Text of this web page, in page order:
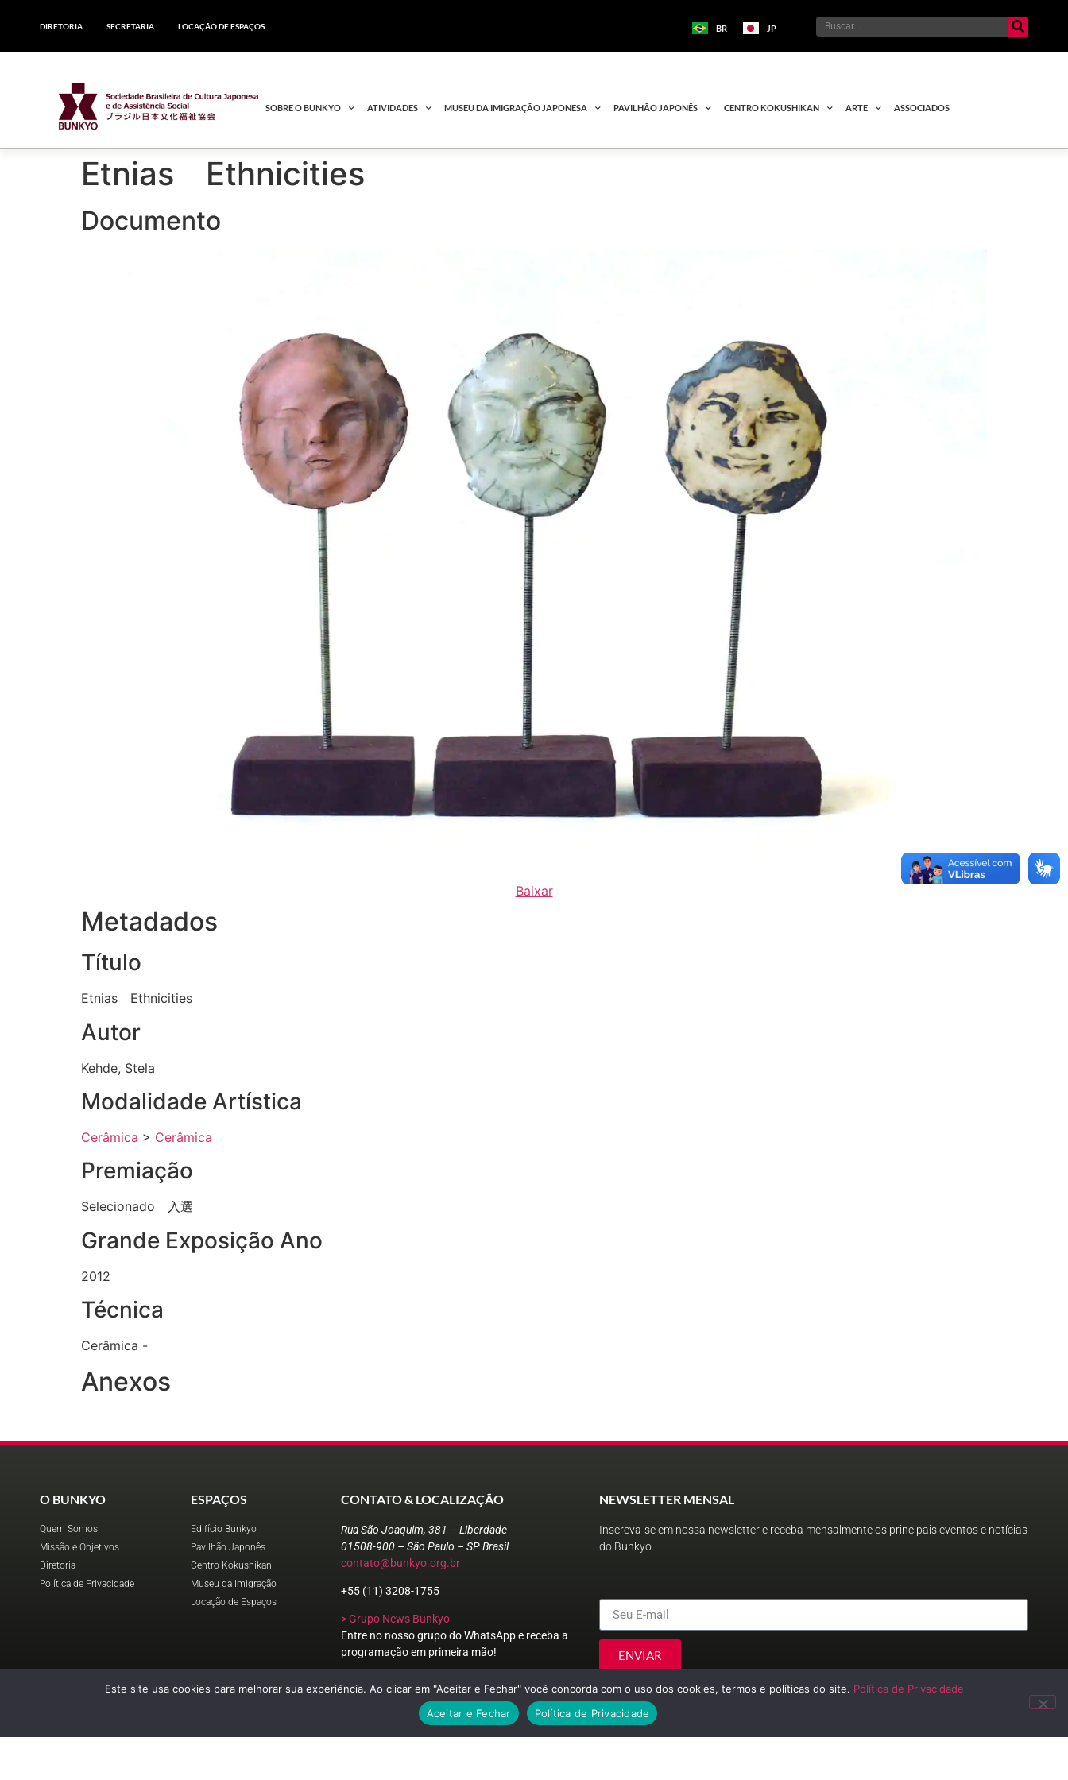
DIRETORIA SECRETARIA LOCAÇÃO DE ESPAÇOS BR JP
SOBRE O BUNKYO ATIVIDADES MUSEU DA IMIGRAÇÃO JAPONESA PAVILHÃO JAPONÊS CENTRO KOKUSHIKAN ARTE ASSOCIADOS
Etnias Ethnicities
Documento
Baixar
Metadados
Título
Etnias Ethnicities
Autor
Kehde, Stela
Modalidade Artística
Cerâmica > Cerâmica
Premiação
Selecionado 入選
Grande Exposição Ano
2012
Técnica
Cerâmica -
Anexos
O BUNKYO
Quem Somos
Missão e Objetivos
Diretoria
Política de Privacidade
ESPAÇOS
Edifício Bunkyo
Pavilhão Japonês
Centro Kokushikan
Museu da Imigração
Locação de Espaços
CONTATO & LOCALIZAÇÃO
Rua São Joaquim, 381 – Liberdade
01508-900 – São Paulo – SP Brasil
contato@bunkyo.org.br
+55 (11) 3208-1755
> Grupo News Bunkyo
Entre no nosso grupo do WhatsApp e receba a
programação em primeira mão!
NEWSLETTER MENSAL
Inscreva-se em nossa newsletter e receba mensalmente os principais eventos e notícias
do Bunkyo.
ENVIAR
Este site usa cookies para melhorar sua experiência. Ao clicar em "Aceitar e Fechar" você concorda com o uso dos cookies, termos e políticas do site. Política de Privacidade
Aceitar e Fechar
Política de Privacidade